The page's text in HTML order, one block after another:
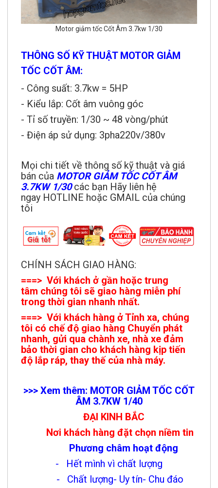
Motor giảm tốc Cốt Âm 3.7kw 1/30
THÔNG SỐ KỸ THUẬT MOTOR GIẢM
TỐC CỐT ÂM:
- Công suất: 3.7kw = 5HP
- Kiểu lắp: Cốt âm vuông góc
- Tỉ số truyền: 1/30 ~ 48 vòng/phút
- Điện áp sử dụng: 3pha220v/380v
Mọi chi tiết về thông số kỹ thuật và giá
bán của MOTOR GIẢM TỐC CỐT ÂM
3.7KW 1/30 các bạn Hãy liên hệ
ngay HOTLINE hoặc GMAIL của chúng
tôi
CHÍNH SÁCH GIAO HÀNG:
===> Với khách ở gần hoặc trung
tâm chúng tôi sẽ giao hàng miễn phí
trong thời gian nhanh nhất.
===> Với khách hàng ở Tỉnh xa, chúng
tôi có chế độ giao hàng Chuyển phát
nhanh, gửi qua chành xe, nhà xe đảm
bảo thời gian cho khách hàng kịp tiến
độ lắp ráp, thay thế của nhà máy.
>>> Xem thêm: MOTOR GIẢM TỐC CỐT
ÂM 3.7KW 1/40
ĐẠI KINH BẮC
Nơi khách hàng đặt chọn niềm tin
Phương châm hoạt động
- Hết mình vì chất lượng
- Chất lượng- Uy tín- Chu đáo